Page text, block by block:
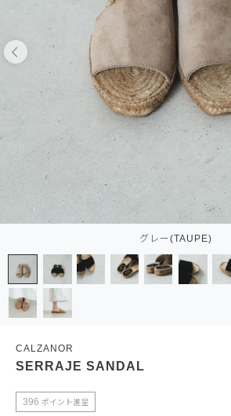
グレー(TAUPE)
CALZANOR
SERRAJE SANDAL
396 ポイント進呈